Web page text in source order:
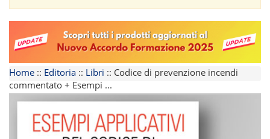
TEMATICHE
Home :: Editoria :: Libri :: Codice di prevenzione incendi
commentato + Esempi ...